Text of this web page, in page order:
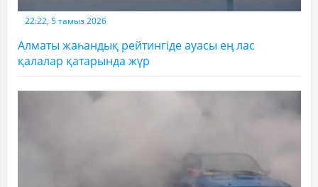
22:22, 5 тамыз 2026
Алматы жаһандық рейтингіде ауасы ең лас
қалалар қатарында жүр